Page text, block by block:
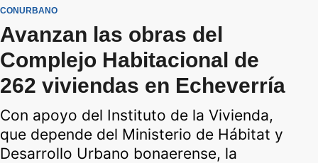
CONURBANO
Avanzan las obras del
Complejo Habitacional de
262 viviendas en Echeverría
Con apoyo del Instituto de la Vivienda,
que depende del Ministerio de Hábitat y
Desarrollo Urbano bonaerense, la